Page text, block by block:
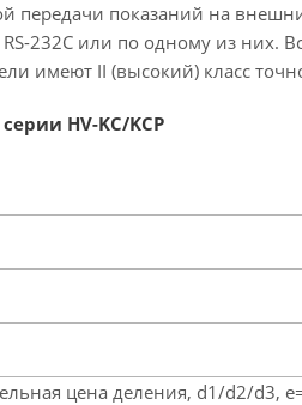
передачи показаний на
232C или по одному из них.
имеют II (высокий) класс
HV-KC/KCP
цена деления, d1/d2/d3,